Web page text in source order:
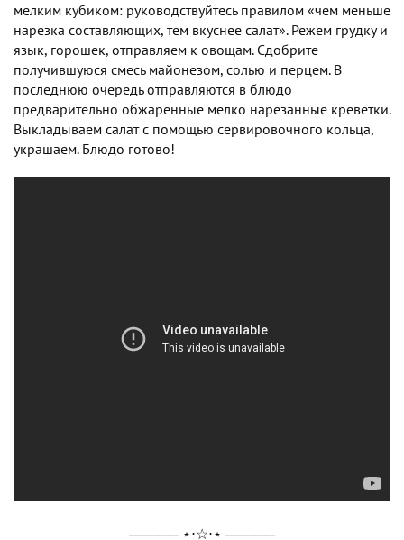
мелким кубиком: руководствуйтесь правилом «чем меньше
нарезка составляющих, тем вкуснее салат». Режем грудку и
язык, горошек, отправляем к овощам. Сдобрите
получившуюся смесь майонезом, солью и перцем. В
последнюю очередь отправляются в блюдо
предварительно обжаренные мелко нарезанные креветки.
Выкладываем салат с помощью сервировочного кольца,
украшаем. Блюдо готово!
───── ⋆⋅☆⋅⋆ ─────